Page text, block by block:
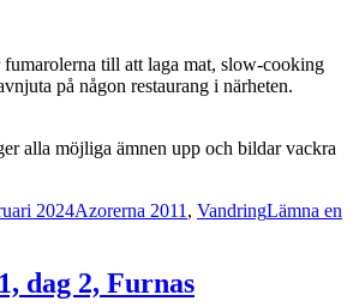
fumarolerna till att laga mat, slow-cooking
på någon restaurang i närheten.
alla möjliga ämnen upp och bildar vackra
2024Kategorier
Azorerna 2011 , VandringLämna en
dag 2, Furnas